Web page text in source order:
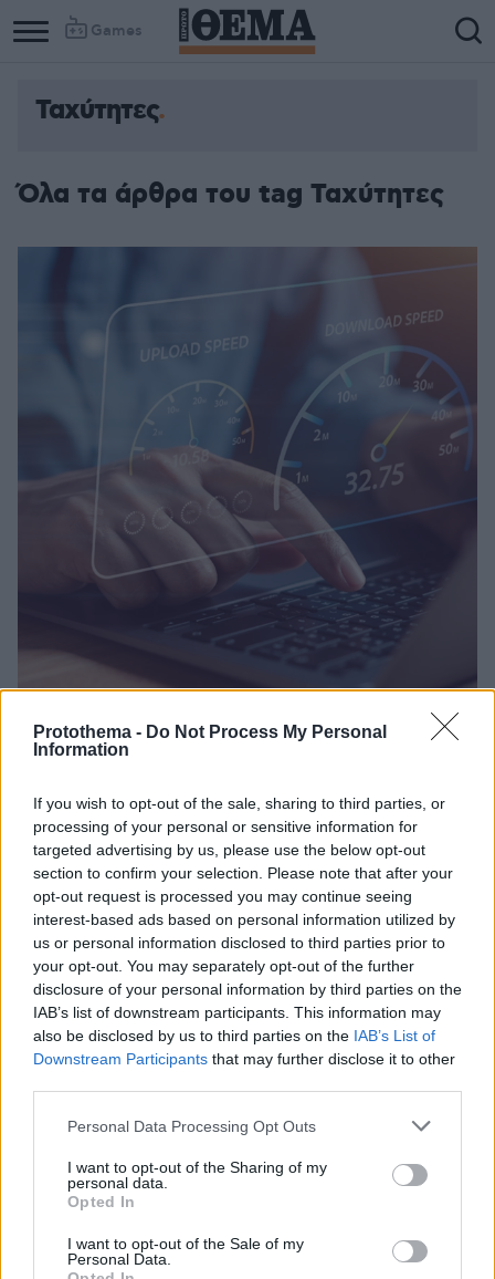
Protothema - Do Not Process My Personal
Information
If you wish to opt-out of the sale, sharing to third parties, or
processing of your personal or sensitive information for
targeted advertising by us, please use the below opt-out
section to confirm your selection. Please note that after your
opt-out request is processed you may continue seeing
interest-based ads based on personal information utilized by
us or personal information disclosed to third parties prior to
your opt-out. You may separately opt-out of the further
disclosure of your personal information by third parties on the
IAB’s list of downstream participants. This information may
also be disclosed by us to third parties on the IAB’s List of
Downstream Participants that may further disclose it to other
Please note that this website/app uses one or more Google
not limited to your visit or usage behaviour. You may click to
grant or deny consent to Google and its third-party tags to
use your data for below specified purposes in below Google
consent section.
Personal Data Processing Opt Outs
I want to opt-out of the Sharing of my
personal data.
Opted In
I want to opt-out of the Sale of my
Personal Data.
Games
Ταχύτητες
Όλα τα άρθρα του tag Ταχύτητες
Γρήγορο Ίντερνετ: Τρέχουμε να προλάβουμε ultra-fast
Εως και 90% το ποσοστό ολοκλήρωσης των
Υποδομών Υπερυψηλής Ευρυζωνικότητας - Τι λέει η
έκθεση του ανεξάρτητου ελεγκτή- Τρέχουν
προγράμματα για την ανάπτυξη της ευρυζωνικότητας
και τέθηκε νέο χρονοδιάγραμμα για σύγκλιση με τον
μ.ό. της Ε.Ε.
01.08.2024, 09:02 135